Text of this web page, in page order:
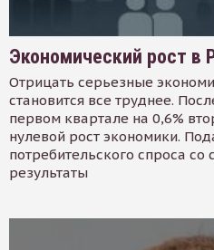
Экономический рост в
Отрицать серьезные
становится все труднее.
первом квартале на 0,6%
нулевой рост экономики.
потребительского спроса
результаты